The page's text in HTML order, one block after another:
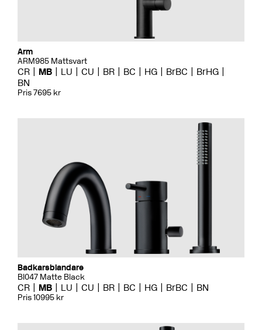
Arm
ARM985 Mattsvart
CR MB LU CU BR BC HG BrBC
BrHG
BN
Pris 7695 kr
Badkarsblandare
BI047 Matte Black
CR MB LU CU BR BC HG BrBC BN
Pris 10995 kr